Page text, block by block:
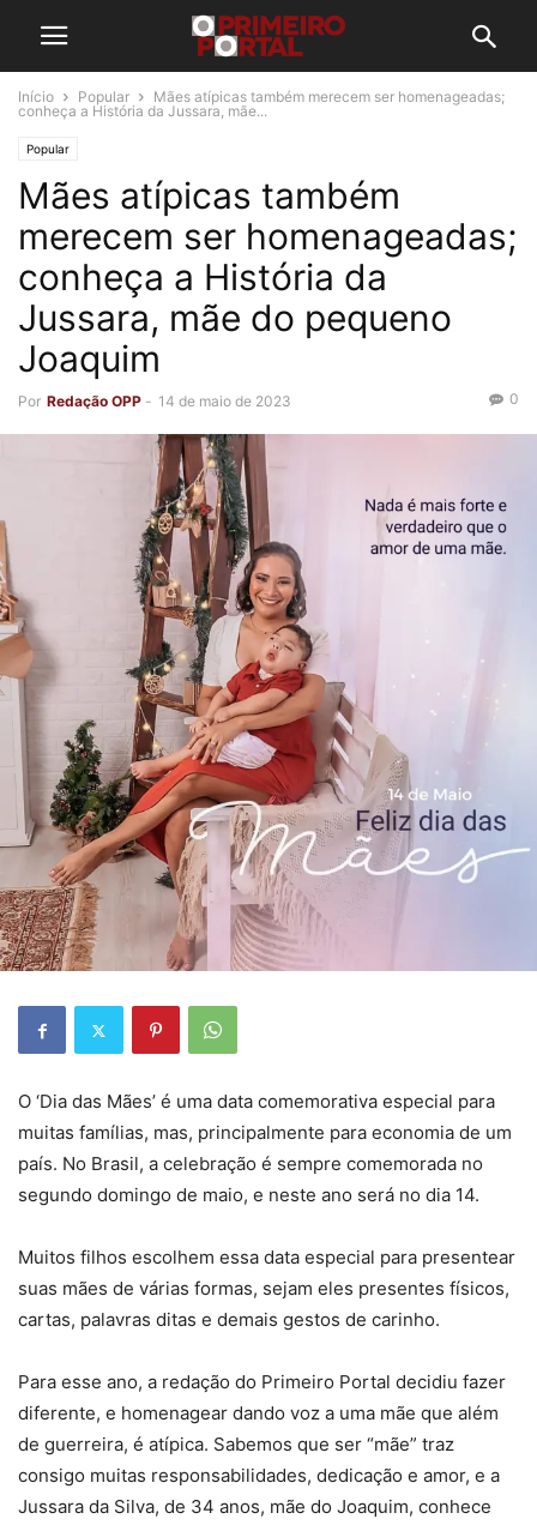
Início Popular
Mães atípicas também merecem ser homenageadas;
conheça a História da Jussara, mãe...
Popular
Mães atípicas também
merecem ser homenageadas;
conheça a História da
Jussara, mãe do pequeno
Joaquim
Por Redação OPP - 14 de maio de 2023 0
O ‘Dia das Mães’ é uma data comemorativa especial para
muitas famílias, mas, principalmente para economia de um
país. No Brasil, a celebração é sempre comemorada no
segundo domingo de maio, e neste ano será no dia 14.
Muitos filhos escolhem essa data especial para presentear
suas mães de várias formas, sejam eles presentes físicos,
cartas, palavras ditas e demais gestos de carinho.
Para esse ano, a redação do Primeiro Portal decidiu fazer
diferente, e homenagear dando voz a uma mãe que além
de guerreira, é atípica. Sabemos que ser “mãe” traz
consigo muitas responsabilidades, dedicação e amor, e a
Jussara da Silva, de 34 anos, mãe do Joaquim, conhece